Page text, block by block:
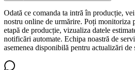
Odată ce comanda ta intră în producție,
nostru online de urmărire. Poți monitoriza
etapă de producție, vizualiza datele
notificări automate. Echipa noastră de
asemenea disponibilă pentru actualizări de